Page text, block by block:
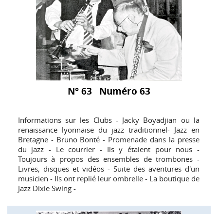
N° 63 Numéro 63
Informations sur les Clubs - Jacky Boyadjian ou la
renaissance lyonnaise du jazz traditionnel- Jazz en
Bretagne - Bruno Bonté - Promenade dans la presse
du jazz - Le courrier - Ils y étaient pour nous -
Toujours à propos des ensembles de trombones -
Livres, disques et vidéos - Suite des aventures d'un
musicien - Ils ont replié leur ombrelle - La boutique de
Jazz Dixie Swing -